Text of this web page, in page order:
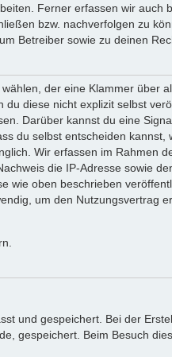
Ferner erfassen wir auch
bzw. nachverfolgen zu
Betreiber sowie zu deinen
der eine Klammer über
diese nicht explizit selbst
Darüber kannst du eine
du selbst entscheiden kannst,
Wir erfassen im Rahmen
die IP-Adresse sowie
wie oben beschrieben
um den Nutzungsvertrag
und gespeichert. Bei der
gespeichert. Beim Besuch